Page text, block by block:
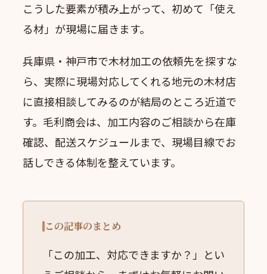
こうした要素が積み上がって、初めて「使え
る材」が現場に届きます。
兵庫県・神戸市で木材加工の依頼先を探すな
ら、実際に現場対応してくれる地元の木材店
に直接相談してみるのが結局のところ近道で
す。毛利商会は、加工内容のご相談から在庫
確認、配送スケジュールまで、現場目線でお
話しできる体制を整えています。
この記事のまとめ
「この加工、対応できますか？」とい